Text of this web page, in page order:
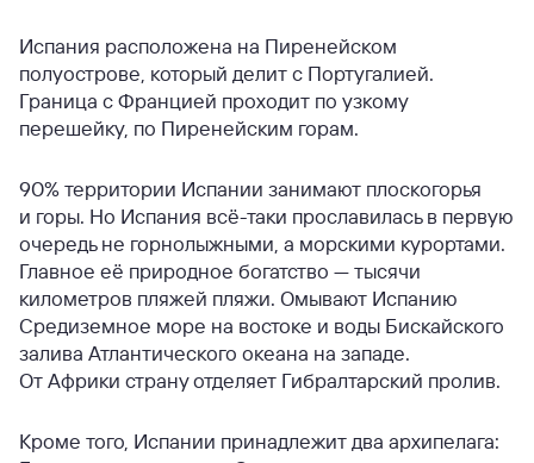
Испания расположена на Пиренейском
полуострове, который делит с Португалией.
Граница с Францией проходит по узкому
перешейку, по Пиренейским горам.
90% территории Испании занимают плоскогорья
и горы. Но Испания всё-таки прославилась в первую
очередь не горнолыжными, а морскими курортами.
Главное её природное богатство — тысячи
километров пляжей пляжи. Омывают Испанию
Средиземное море на востоке и воды Бискайского
залива Атлантического океана на западе.
От Африки страну отделяет Гибралтарский пролив.
Кроме того, Испании принадлежит два архипелага: